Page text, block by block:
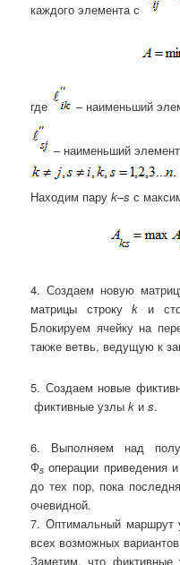
каждого элемента с
где – наименьший
– наименьший
Находим паруk–s с
4. Создаем новую
матрицы строкуk и
Блокируем ячейку на
также ветвь, ведущую к
5. Создаем новые
фиктивные узлыk иs.
6. Выполняем над
Фs операции приведения
до тех пор, пока
очевидной.
7. Оптимальный маршрут
всех возможных
Заметим, что фиктивные